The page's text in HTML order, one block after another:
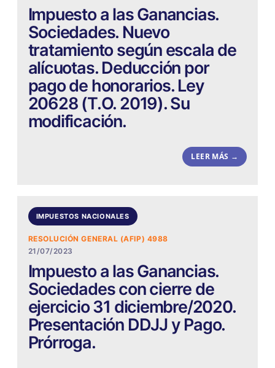
Impuesto a las Ganancias.
Sociedades. Nuevo
tratamiento según escala de
alícuotas. Deducción por
pago de honorarios. Ley
20628 (T.O. 2019). Su
modificación.
LEER MÁS →
IMPUESTOS NACIONALES
RESOLUCIÓN GENERAL (AFIP) 4988
21/07/2023
Impuesto a las Ganancias.
Sociedades con cierre de
ejercicio 31 diciembre/2020.
Presentación DDJJ y Pago.
Prórroga.